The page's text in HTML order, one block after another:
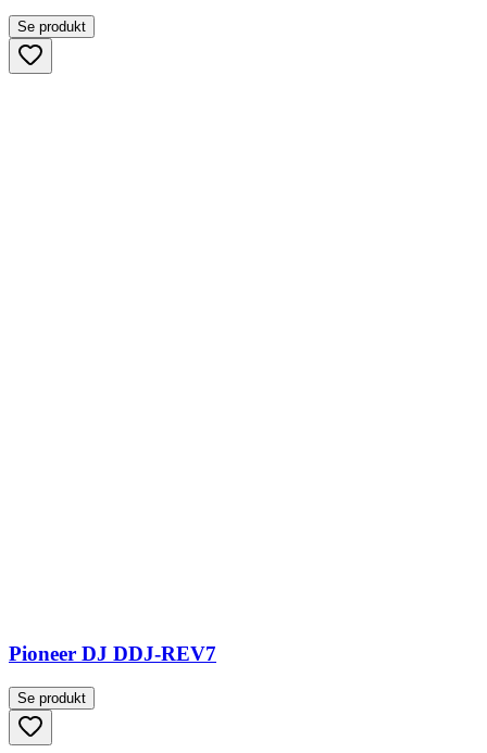
Se produkt
Pioneer DJ DDJ-REV7
Se produkt